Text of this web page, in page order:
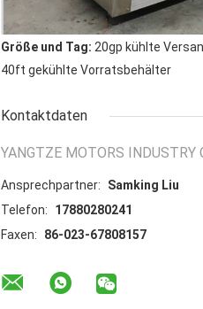
Größe und Tag: 20gp kühlte
40ft gekühlte Vorratsbehälter
Kontaktdaten
YANGTZE MOTORS INDUSTRY
Ansprechpartner:
Samking Liu
Telefon:
17880280241
Faxen:
86-023-67808157